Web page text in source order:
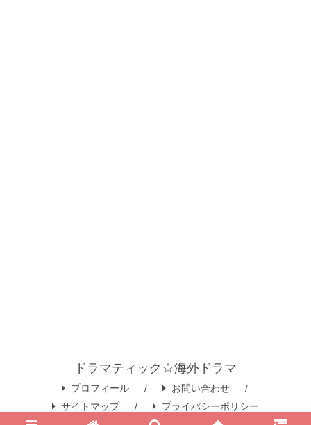
ドラマティック☆海外ドラマ
プロフィール
お問い合わせ
サイトマップ
プライバシーポリシー